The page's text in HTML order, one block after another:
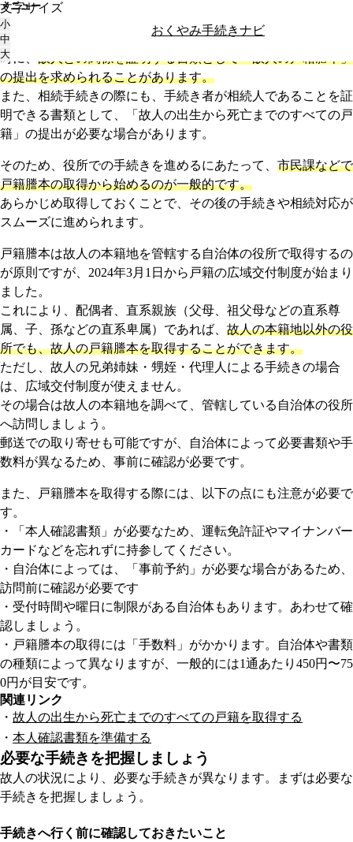
おくやみ手続きナビ
文字サイズ
小
中
大
メニュー
トップ 役所で手続きを行う
故人の戸籍謄本を取得する
役所の手続きでは、助成金の申請や受給者の変更などの手続き
時に、
の提出を求められることがあります。
また、相続手続きの際にも、手続き者が相続人であることを証
明できる書類として、「故人の出生から死亡までのすべての戸
籍」の提出が必要な場合があります。
そのため、役所での手続きを進めるにあたって、 市民課などで
戸籍謄本の取得から始めるのが一般的です。
あらかじめ取得しておくことで、その後の手続きや相続対応が
スムーズに進められます。
戸籍謄本は故人の本籍地を管轄する自治体の役所で取得するの
が原則ですが、2024年3月1日から戸籍の広域交付制度が始まり
ました。
これにより、配偶者、直系親族（父母、祖父母などの直系尊
属、子、孫などの直系卑属）であれば、 故人の本籍地以外の役
所でも、故人の戸籍謄本を取得することができます。
ただし、故人の兄弟姉妹・甥姪・代理人による手続きの場合
は、広域交付制度が使えません。
その場合は故人の本籍地を調べて、管轄している自治体の役所
へ訪問しましょう。
郵送での取り寄せも可能ですが、自治体によって必要書類や手
数料が異なるため、事前に確認が必要です。
また、戸籍謄本を取得する際には、以下の点にも注意が必要で
す。
・「本人確認書類」が必要なため、運転免許証やマイナンバー
カードなどを忘れずに持参してください。
・自治体によっては、「事前予約」が必要な場合があるため、
訪問前に確認が必要です
・受付時間や曜日に制限がある自治体もあります。あわせて確
認しましょう。
・戸籍謄本の取得には「手数料」がかかります。自治体や書類
の種類によって異なりますが、一般的には1通あたり450円〜75
0円が目安です。
関連リンク
故人の出生から死亡までのすべての戸籍を取得する
本人確認書類を準備する
必要な手続きを把握しましょう
故人の状況により、必要な手続きが異なります。まずは必要な
手続きを把握しましょう。
手続きへ行く前に確認しておきたいこと